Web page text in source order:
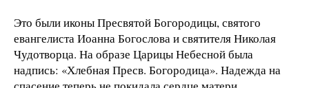
Это были иконы Пресвятой Богородицы, святого
евангелиста Иоанна Богослова и святителя Николая
Чудотворца. На образе Царицы Небесной была
надпись: «Хлебная Пресв. Богородица». Надежда на